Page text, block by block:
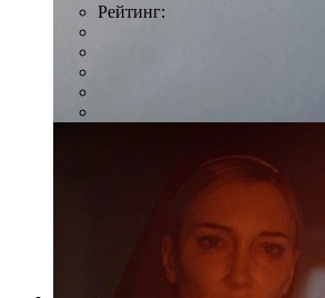
Рейтинг: